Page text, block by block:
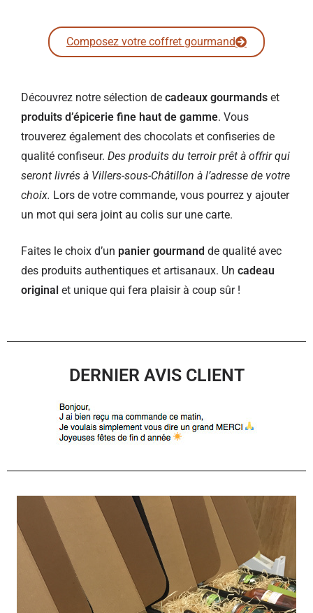
Composez votre coffret gourmand
Découvrez notre sélection de cadeaux gourmands et
produits d’épicerie fine haut de gamme. Vous
trouverez également des chocolats et confiseries de
qualité confiseur. Des produits du terroir prêt à offrir qui
seront livrés à Villers-sous-Châtillon à l’adresse de votre
choix. Lors de votre commande, vous pourrez y ajouter
un mot qui sera joint au colis sur une carte.
Faites le choix d’un panier gourmand de qualité avec
des produits authentiques et artisanaux. Un cadeau
original et unique qui fera plaisir à coup sûr !
DERNIER AVIS CLIENT